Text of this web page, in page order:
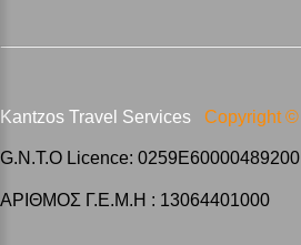
Kantzos Travel Services Copyright ©
G.N.T.O Licence: 0259E60000489200
ΑΡΙΘΜΟΣ Γ.Ε.Μ.Η : 13064401000